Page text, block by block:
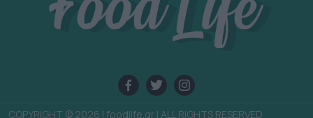
COPYRIGHT © 2026 | foodlife.gr | ALL RIGHTS RESERVED